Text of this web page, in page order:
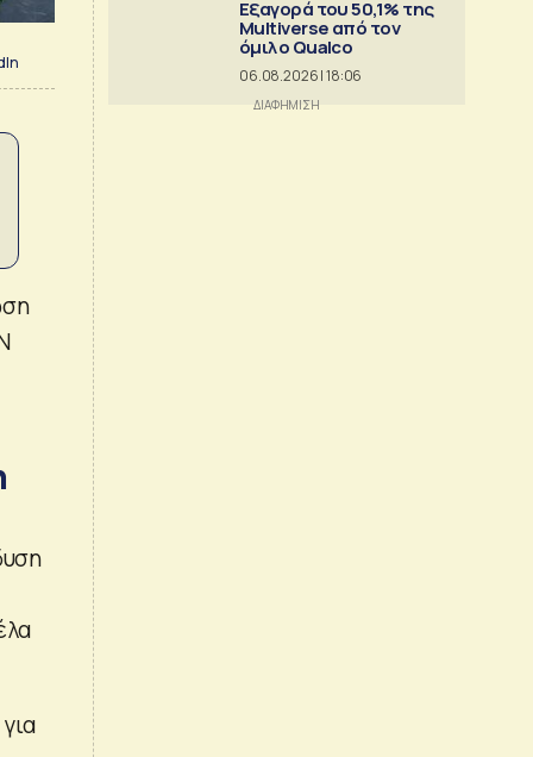
Εξαγορά του 50,1% της
Multiverse από τον
όμιλο Qualco
06.08.2026 | 18:06